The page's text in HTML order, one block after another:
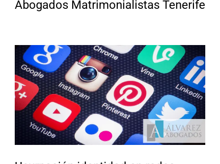
Abogados Matrimonialistas Tenerife